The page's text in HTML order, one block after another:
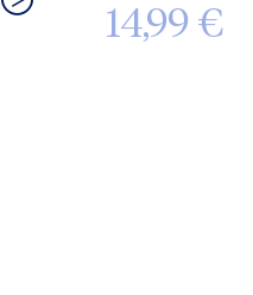
14,99 €